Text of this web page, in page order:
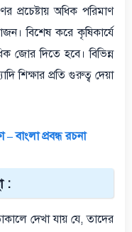
অধিক পরিমাণ
বিশেষ করে কৃষিকার্যে
জোর দিতে হবে। বিভিন্ন
শিক্ষার প্রতি গুরুত্ব দেয়া
– বাংলা প্রবন্ধ রচনা
:
দেখা যায় যে, তাদের